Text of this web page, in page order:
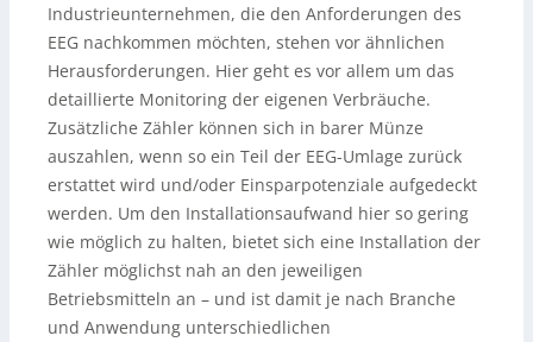
Industrieunternehmen, die den Anforderungen des
EEG nachkommen möchten, stehen vor ähnlichen
Herausforderungen. Hier geht es vor allem um das
detaillierte Monitoring der eigenen Verbräuche.
Zusätzliche Zähler können sich in barer Münze
auszahlen, wenn so ein Teil der EEG-Umlage zurück
erstattet wird und/oder Einsparpotenziale aufgedeckt
werden. Um den Installationsaufwand hier so gering
wie möglich zu halten, bietet sich eine Installation der
Zähler möglichst nah an den jeweiligen
Betriebsmitteln an – und ist damit je nach Branche
und Anwendung unterschiedlichen